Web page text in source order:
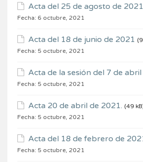
Acta del 25 de agosto de 2021
Fecha: 6 octubre, 2021
Acta del 18 de junio de 2021
Fecha: 5 octubre, 2021
Acta de la sesión del 7 de abril
Fecha: 5 octubre, 2021
Acta 20 de abril de 2021. (49
Fecha: 5 octubre, 2021
Acta del 18 de febrero de
Fecha: 5 octubre, 2021